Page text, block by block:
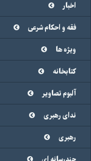
اخبار
فقه و احکام شرعی
ویژه ها
کتابخانه
آلبوم تصاویر
ندای رهبری
رهبری